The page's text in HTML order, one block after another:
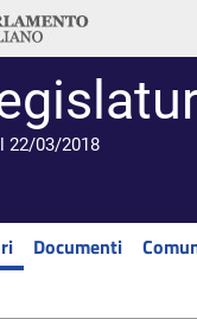
22/03/2018
Documenti